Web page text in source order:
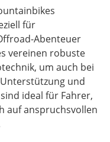
für
Abenteuer
vereinen robuste
um auch bei
und
ideal für Fahrer,
auf anspruchsvollen